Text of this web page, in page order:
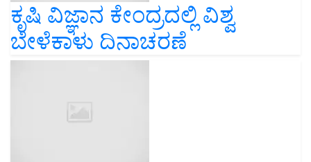
ಕೃಷಿ ವಿಜ್ಞಾನ ಕೇಂದ್ರದಲ್ಲಿ ವಿಶ್ವ
ಬೇಳೆಕಾಳು ದಿನಾಚರಣೆ